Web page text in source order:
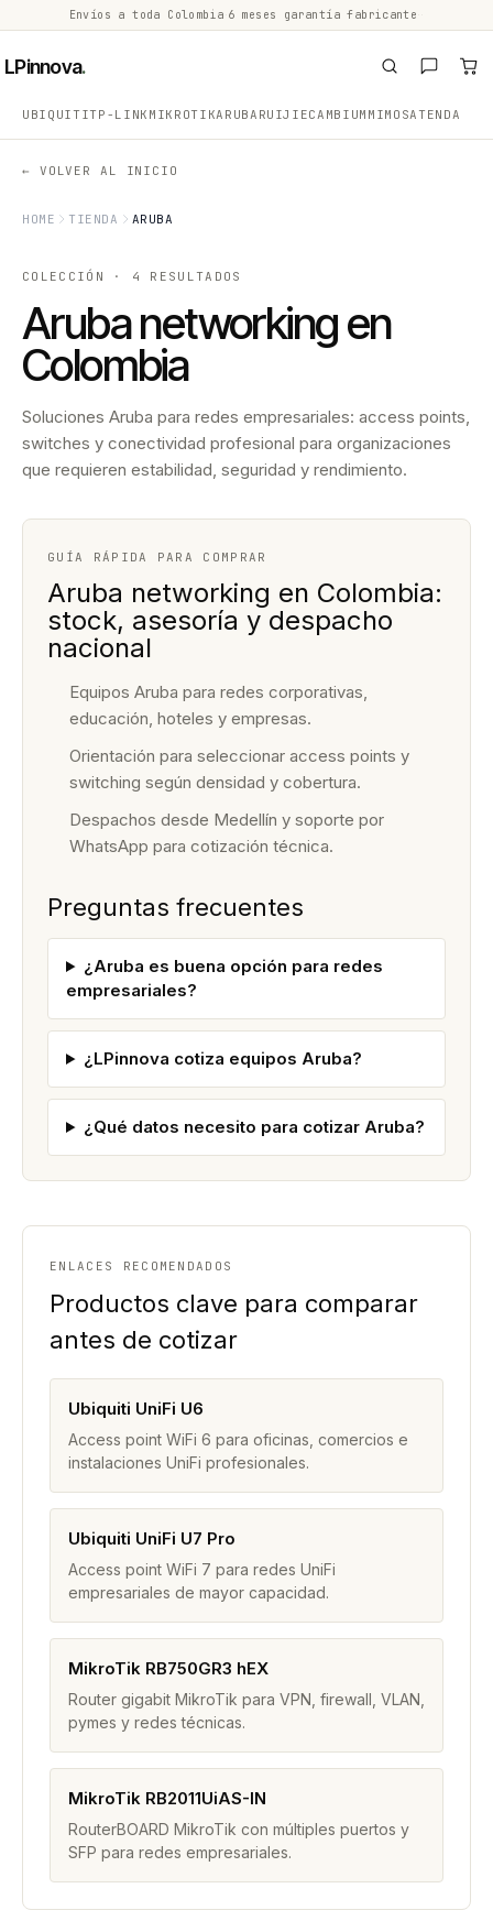
Envíos a toda Colombia 6 meses garantía fabricante
LPinnova.
UBIQUITITP-LINK MIKROTIKARUBA RUIJIECAMBIUM MIMOSATENDA
← VOLVER AL INICIO
HOME TIENDA ARUBA
COLECCIÓN · 4 RESULTADOS
Aruba networking en
Colombia
Soluciones Aruba para redes empresariales: access points,
switches y conectividad profesional para organizaciones
que requieren estabilidad, seguridad y rendimiento.
GUÍA RÁPIDA PARA COMPRAR
Aruba networking en Colombia:
stock, asesoría y despacho
nacional
Equipos Aruba para redes corporativas,
educación, hoteles y empresas.
Orientación para seleccionar access points y
switching según densidad y cobertura.
Despachos desde Medellín y soporte por
WhatsApp para cotización técnica.
Preguntas frecuentes
¿Aruba es buena opción para redes
empresariales?
¿LPinnova cotiza equipos Aruba?
¿Qué datos necesito para cotizar Aruba?
ENLACES RECOMENDADOS
Productos clave para comparar
antes de cotizar
Ubiquiti UniFi U6
Access point WiFi 6 para oficinas, comercios e
instalaciones UniFi profesionales.
Ubiquiti UniFi U7 Pro
Access point WiFi 7 para redes UniFi
empresariales de mayor capacidad.
MikroTik RB750GR3 hEX
Router gigabit MikroTik para VPN, firewall, VLAN,
pymes y redes técnicas.
MikroTik RB2011UiAS-IN
RouterBOARD MikroTik con múltiples puertos y
SFP para redes empresariales.